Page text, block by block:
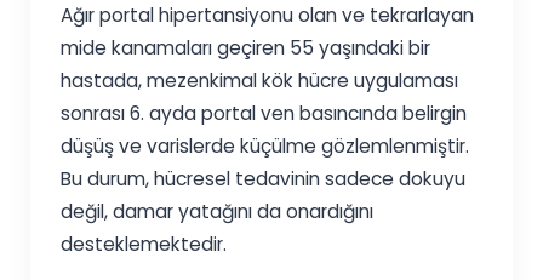
Ağır portal hipertansiyonu olan ve tekrarlayan
mide kanamaları geçiren 55 yaşındaki bir
hastada, mezenkimal kök hücre uygulaması
sonrası 6. ayda portal ven basıncında belirgin
düşüş ve varislerde küçülme gözlemlenmiştir.
Bu durum, hücresel tedavinin sadece dokuyu
değil, damar yatağını da onardığını
desteklemektedir.